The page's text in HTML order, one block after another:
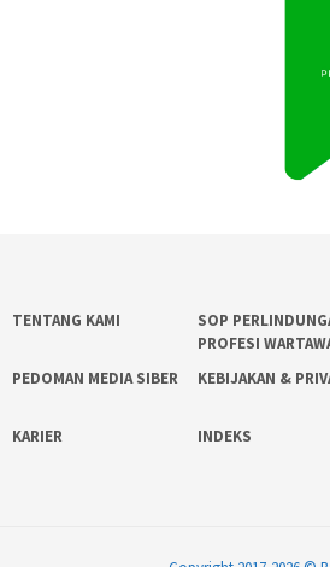
TENTANG KAMI
SOP
PROFESI
PEDOMAN MEDIA SIBER KEBIJAKAN &
KARIER
INDEKS